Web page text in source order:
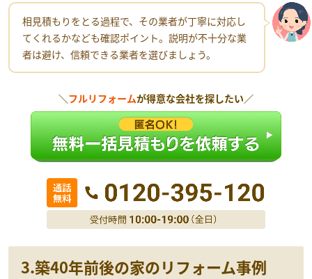
相見積もりをとる過程で、その業者が丁寧に対応し
てくれるかなども確認ポイント。説明が不十分な業
者は避け、信頼できる業者を選びましょう。
＼ フルリフォームが得意な会社を探したい／
3.築40年前後の家のリフォーム事例